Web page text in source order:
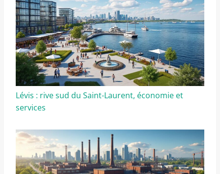
Lévis : rive sud du Saint-Laurent, économie et
services